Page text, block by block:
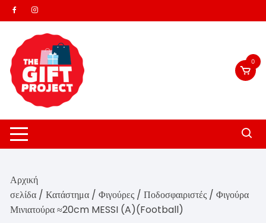
Skip
to
content
0
Αρχική
σελίδα /Κατάστημα /Φιγούρες/Ποδοσφαιριστές/ Φιγούρα
Μινιατούρα ≈20cm MESSI (A)(Football)